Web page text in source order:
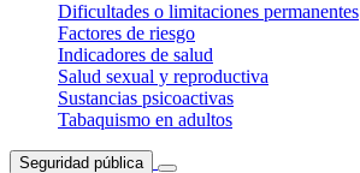
Dificultades o limitaciones permanentes
Factores de riesgo
Indicadores de salud
Salud sexual y reproductiva
Sustancias psicoactivas
Tabaquismo en adultos
Seguridad pública